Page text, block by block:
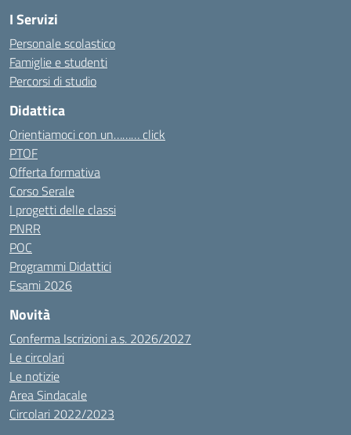
I Servizi
Personale scolastico
Famiglie e studenti
Percorsi di studio
Didattica
Orientiamoci con un……… click
PTOF
Offerta formativa
Corso Serale
I progetti delle classi
PNRR
POC
Programmi Didattici
Esami 2026
Novità
Conferma Iscrizioni a.s. 2026/2027
Le circolari
Le notizie
Area Sindacale
Circolari 2022/2023